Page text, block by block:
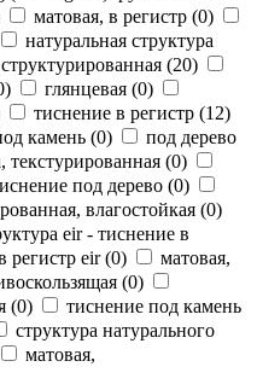
матовая, в регистр (0)
натуральная структура
структурированная (20)
) глянцевая (0)
тиснение в регистр (12)
камень (0)
под дерево
текстурированная (0)
под дерево (0)
влагостойкая (0)
eir - тиснение в
регистр eir (0)
матовая,
(0)
(0)
тиснение под камень
структура натурального
матовая,